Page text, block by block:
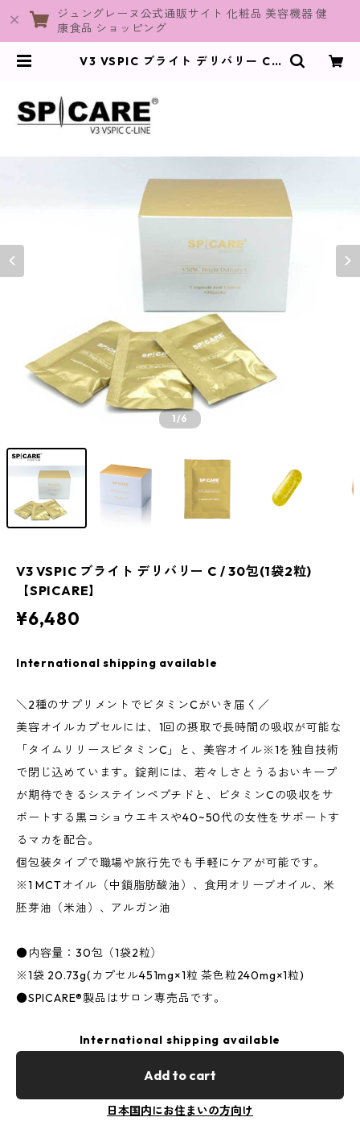
ジュングレーヌ公式通販サイト 化粧品 美容機器 健
康食品 ショッピング
V3 VSPIC ブライト デリバリー C /
1/6
V3 VSPIC ブライト デリバリー C / 30包(1袋2粒)
【SPICARE】
¥6,480
International shipping available
＼2種のサプリメントでビタミンCがいき届く／
美容オイルカプセルには、1回の摂取で長時間の吸収が可能な
「タイムリリースビタミンC」と、美容オイル※1を独自技術
で閉じ込めています。錠剤には、若々しさとうるおいキープ
が期待できるシステインペプチドと、ビタミンCの吸収をサ
ポートする黒コショウエキスや40~50代の女性をサポートす
るマカを配合。
個包装タイプで職場や旅行先でも手軽にケアが可能です。
※1 MCTオイル（中鎖脂肪酸油）、食用オリーブオイル、米
胚芽油（米油）、アルガン油
●内容量：30包（1袋2粒）
※1袋 20.73g(カプセル451mg×1粒 茶色粒240mg×1粒)
●SPICARE®製品はサロン専売品です。
International shipping available
Add to cart
日本国内にお住まいの方向け